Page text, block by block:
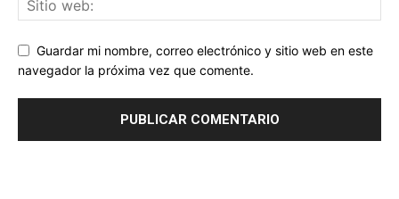
Guardar mi nombre, correo electrónico y sitio web en este
navegador la próxima vez que comente.